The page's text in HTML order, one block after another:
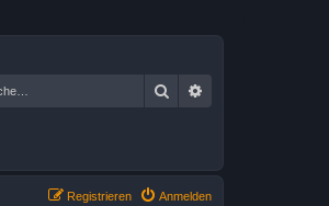
Suche
Anmelden
Registrieren